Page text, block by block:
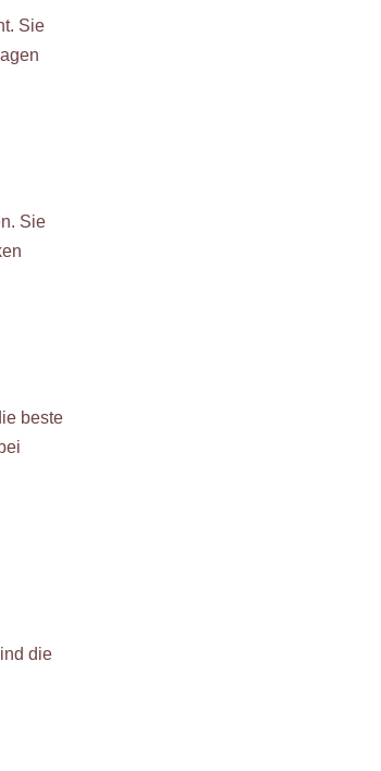
Sie
Sie
beste
die